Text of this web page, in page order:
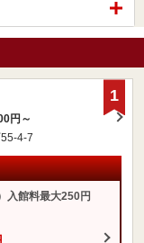
円～
4-7
入館料最大250円
1